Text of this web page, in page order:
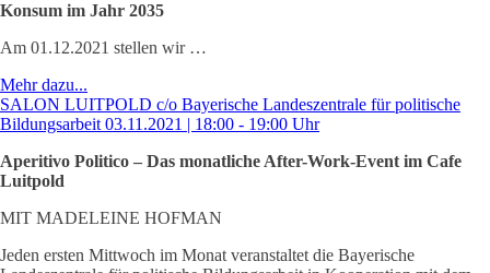
Konsum im Jahr 2035
Am 01.12.2021 stellen wir …
Mehr dazu...
SALON LUITPOLD c/o Bayerische Landeszentrale für politische
Bildungsarbeit 03.11.2021 | 18:00 - 19:00 Uhr
Aperitivo Politico – Das monatliche After-Work-Event im Cafe
Luitpold
MIT MADELEINE HOFMAN
Jeden ersten Mittwoch im Monat veranstaltet die Bayerische